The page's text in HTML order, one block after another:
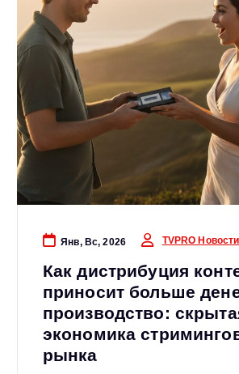
Янв, Вс, 2026 TVPRO Новости
Как дистрибуция
приносит больше
производство:
экономика
рынка